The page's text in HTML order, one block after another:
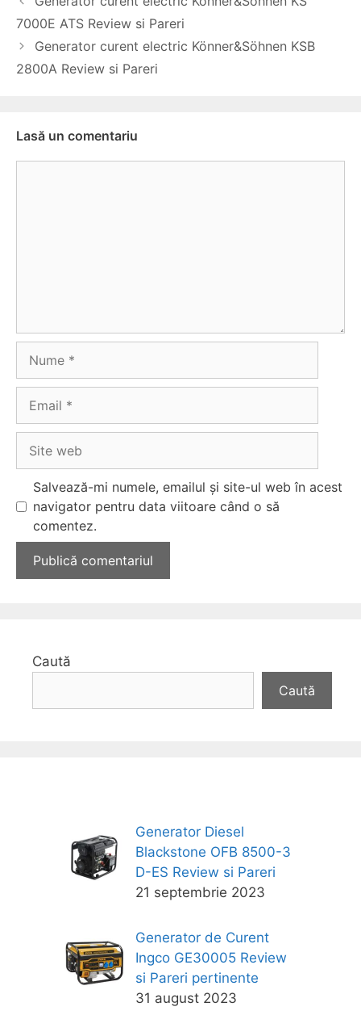
în
articol
7000E ATS Review si Pareri
Generator curent electric Könner&Söhnen KSB
2800А Review si Pareri
Lasă un comentariu
web
Salvează-mi numele, emailul și site-ul web în acest
navigator pentru data viitoare când o să
comentez.
Caută
Caută
Generator Diesel
Blackstone OFB 8500-3
D-ES Review si Pareri
21 septembrie 2023
Generator de Curent
Ingco GE30005 Review
si Pareri pertinente
31 august 2023